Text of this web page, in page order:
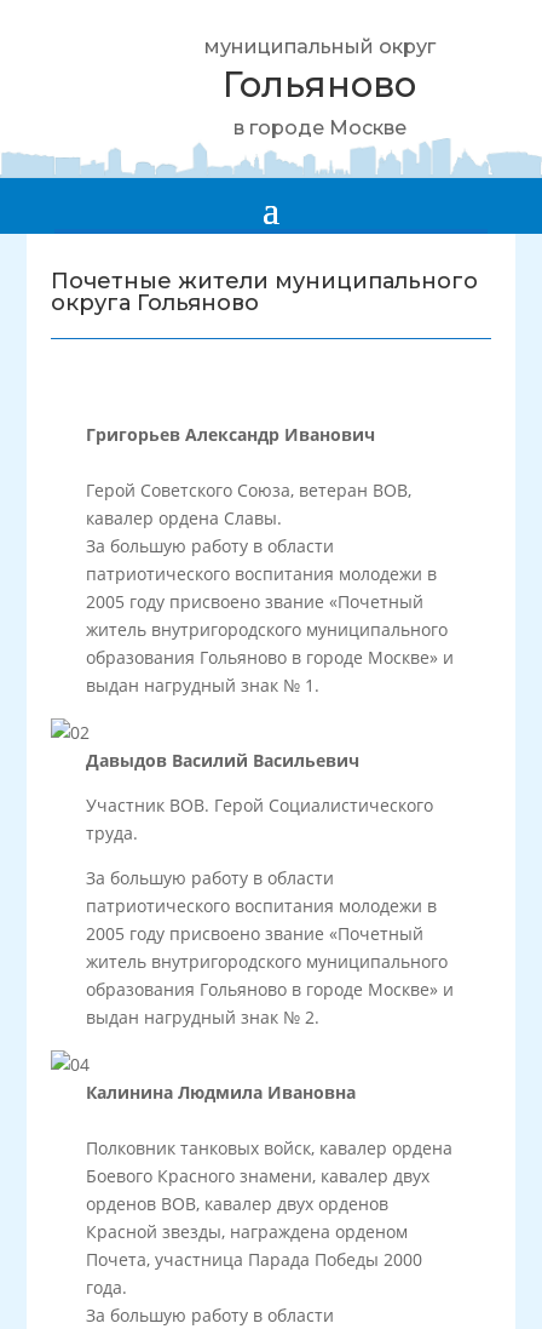
муниципальный округ
Гольяново
в городе Москве
Почетные жители муниципального
округа Гольяново
Григорьев Александр Иванович
Герой Советского Союза, ветеран ВОВ,
кавалер ордена Славы.
За большую работу в области
патриотического воспитания молодежи в
2005 году присвоено звание «Почетный
житель внутригородского муниципального
образования Гольяново в городе Москве» и
выдан нагрудный знак № 1.
Давыдов Василий Васильевич
Участник ВОВ. Герой Социалистического
труда.
За большую работу в области
патриотического воспитания молодежи в
2005 году присвоено звание «Почетный
житель внутригородского муниципального
образования Гольяново в городе Москве» и
выдан нагрудный знак № 2.
Калинина Людмила Ивановна
Полковник танковых войск, кавалер ордена
Боевого Красного знамени, кавалер двух
орденов ВОВ, кавалер двух орденов
Красной звезды, награждена орденом
Почета, участница Парада Победы 2000
года.
За большую работу в области